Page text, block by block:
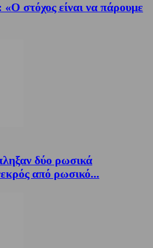
στόχος είναι να πάρουμε
δύο ρωσικά
από ρωσικό...